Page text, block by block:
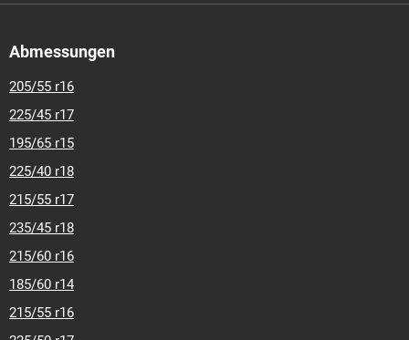
Abmessungen
205/55 r16
225/45 r17
195/65 r15
225/40 r18
215/55 r17
235/45 r18
215/60 r16
185/60 r14
215/55 r16